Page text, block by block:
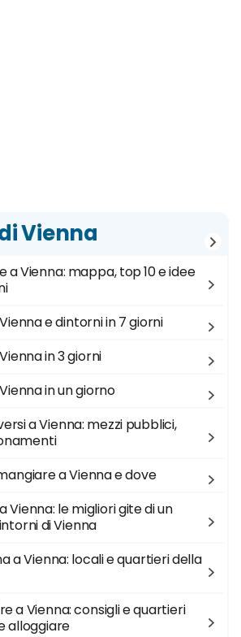
Vienna
a Vienna: mappa, top 10 e idee
e dintorni in 7 giorni
in 3 giorni
in un giorno
a Vienna: mezzi pubblici,
a Vienna e dove
Vienna: le migliori gite di un
di Vienna
a Vienna: locali e quartieri della
a Vienna: consigli e quartieri
alloggiare